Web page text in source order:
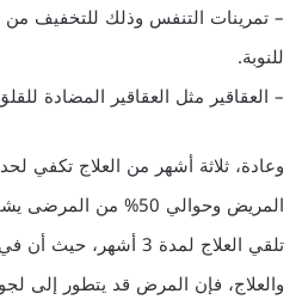
– تمرينات التنفس وذلك للتخفيف
للنوبة.
– العقاقير مثل العقاقير المضادة
وعادة، ثلاثة أشهر من العلاج تكفي
المريض وحوالي 50%
تلقي العلاج لمدة 3
والعلاج، فإن المرض قد يتطور إلى